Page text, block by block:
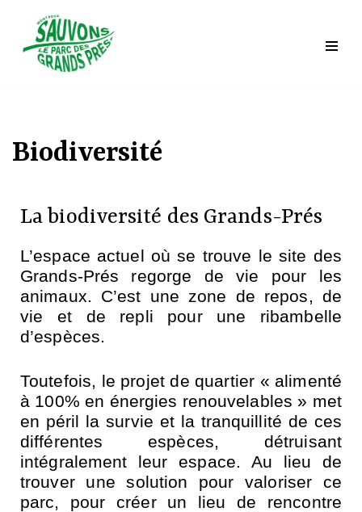
Saltar
Biodiversité
La biodiversité des Grands-Prés
L’espace actuel où se trouve le site des
Grands-Prés regorge de vie pour les
animaux. C’est une zone de repos, de
vie et de repli pour une ribambelle
d’espèces.
Toutefois, le projet de quartier « alimenté
à 100% en énergies renouvelables » met
en péril la survie et la tranquillité de ces
différentes espèces, détruisant
intégralement leur espace. Au lieu de
trouver une solution pour valoriser ce
parc, pour créer un lieu de rencontre